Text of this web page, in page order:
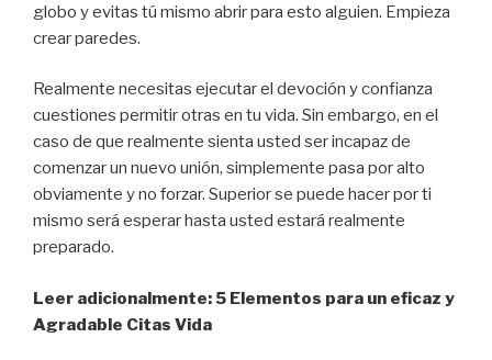
globo y evitas tú mismo abrir para esto alguien. Empieza
crear paredes.
Realmente necesitas ejecutar el devoción y confianza
cuestiones permitir otras en tu vida. Sin embargo, en el
caso de que realmente sienta usted ser incapaz de
comenzar un nuevo unión, simplemente pasa por alto
obviamente y no forzar. Superior se puede hacer por ti
mismo será esperar hasta usted estará realmente
preparado.
Leer adicionalmente:5 Elementos para un eficaz y
Agradable Citas Vida